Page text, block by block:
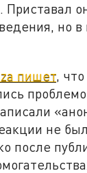
но
пишет,
не
после